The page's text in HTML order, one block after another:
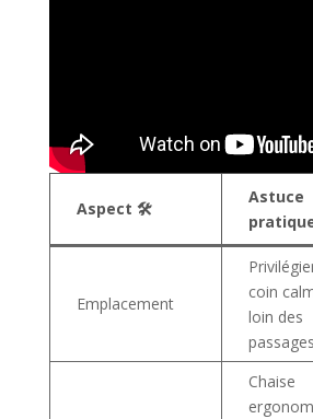
Aspect 🛠️
Astuce
Emplacement
coin
loin des
passages
Chaise